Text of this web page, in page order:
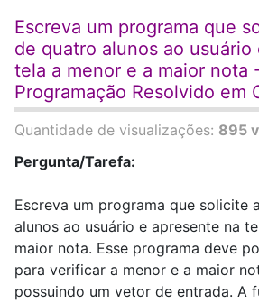
Escreva um programa que
de quatro alunos ao usuário
tela a menor e a maior nota
Programação Resolvido em
Quantidade de visualizações: 895
Pergunta/Tarefa:
Escreva um programa que solicite
alunos ao usuário e apresente na
maior nota. Esse programa deve
para verificar a menor e a maior
possuindo um vetor de entrada. A